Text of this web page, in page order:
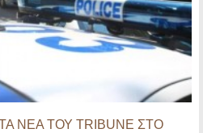
ΝΕΑ ΤΟΥ TRIBUNE ΣΤΟ